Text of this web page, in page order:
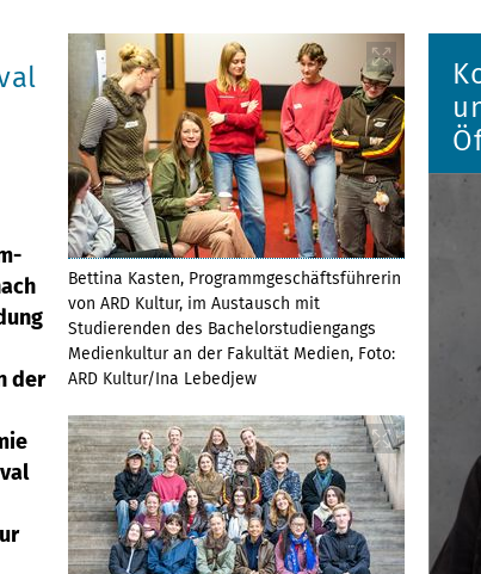
Bettina Kasten, Programmgeschäftsführerin
von ARD Kultur, im Austausch mit
Studierenden des Bachelorstudiengangs
Medienkultur an der Fakultät Medien, Foto:
ARD Kultur/Ina Lebedjew
der